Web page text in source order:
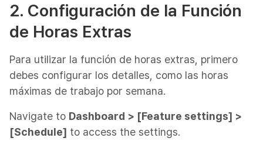
2. Configuración de la Función
de Horas Extras
Para utilizar la función de horas extras, primero
debes configurar los detalles, como las horas
máximas de trabajo por semana.
Navigate to Dashboard > [Feature settings] >
[Schedule] to access the settings.